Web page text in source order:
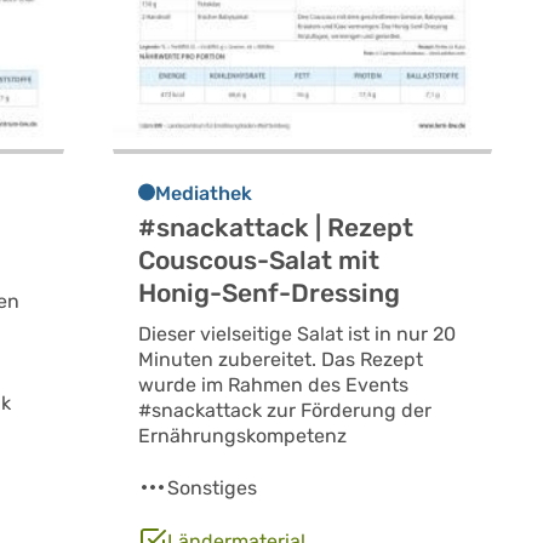
Mediathek
#snackattack | Rezept
Couscous-Salat mit
Honig-Senf-Dressing
Dieser vielseitige Salat ist in nur 20
Minuten zubereitet. Das Rezept
wurde im Rahmen des Events
#snackattack zur Förderung der
Ernährungskompetenz
Sonstiges